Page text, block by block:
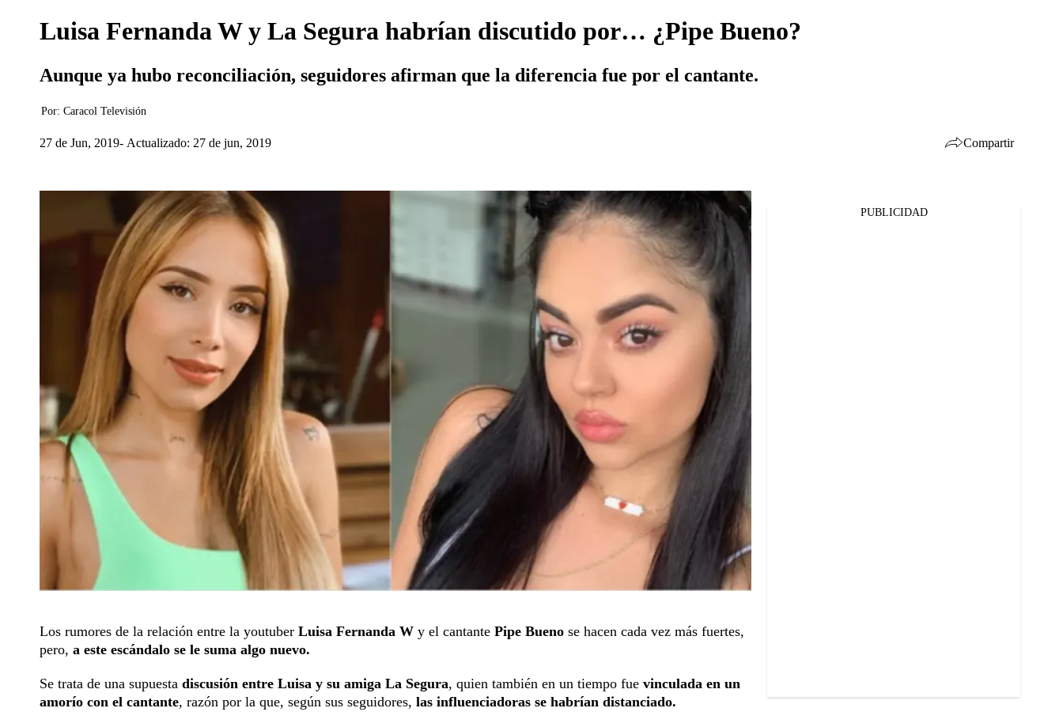
Luisa Fernanda W y La Segura habrían discutido por… ¿Pipe Bueno?
Aunque ya hubo reconciliación, seguidores afirman que la diferencia fue por el cantante.
Por: Caracol Televisión
27 de Jun, 2019 Actualizado: 27 de jun, 2019 Compartir
Facebook
Los rumores de la relación entre la youtuber Luisa Fernanda W y el cantante Pipe Bueno se hacen cada vez más fuertes,
pero, a este escándalo se le suma algo nuevo.
Se trata de una supuesta discusión entre Luisa y su amiga La Segura, quien también en un tiempo fue vinculada en un
amorío con el cantante, razón por la que, según sus seguidores, las influenciadoras se habrían distanciado.
PUBLICIDAD